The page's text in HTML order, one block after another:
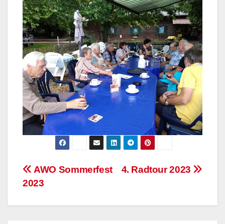
Beitragsnavigation
4. Radtour 2023
AWO Sommerfest
2023